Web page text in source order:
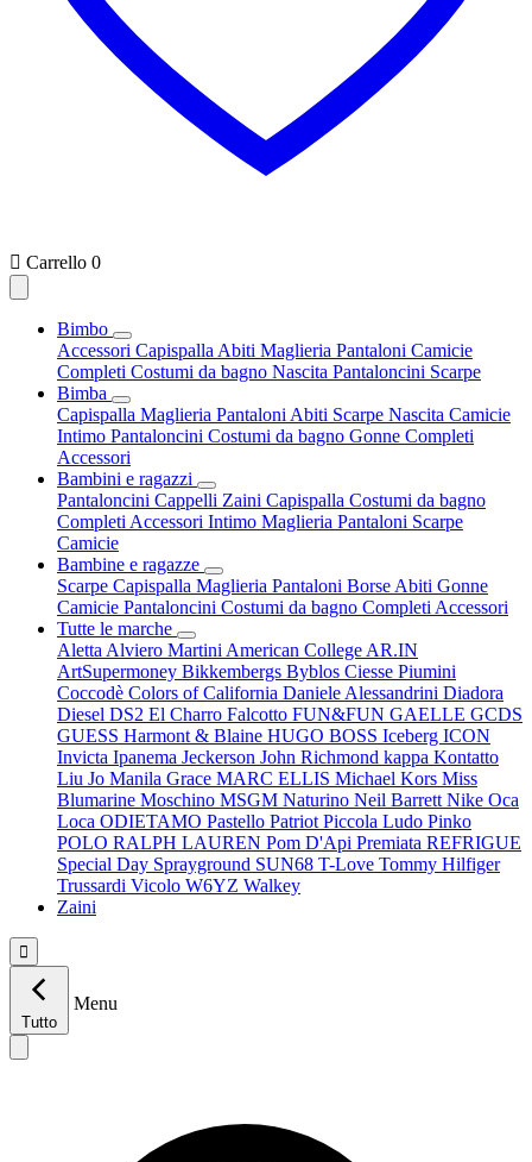
 Carrello 0
Bimbo
Accessori Capispalla Abiti Maglieria Pantaloni Camicie
Completi Costumi da bagno Nascita Pantaloncini Scarpe
Bimba
Capispalla Maglieria Pantaloni Abiti Scarpe Nascita Camicie
Intimo Pantaloncini Costumi da bagno Gonne Completi
Accessori
Bambini e ragazzi
Pantaloncini Cappelli Zaini Capispalla Costumi da bagno
Completi Accessori Intimo Maglieria Pantaloni Scarpe
Camicie
Bambine e ragazze
Scarpe Capispalla Maglieria Pantaloni Borse Abiti Gonne
Camicie Pantaloncini Costumi da bagno Completi Accessori
Tutte le marche
Aletta Alviero Martini American College AR.IN
ArtSupermoney Bikkembergs Byblos Ciesse Piumini
Coccodè Colors of California Daniele Alessandrini Diadora
Diesel DS2 El Charro Falcotto FUN&FUN GAELLE GCDS
GUESS Harmont & Blaine HUGO BOSS Iceberg ICON
Invicta Ipanema Jeckerson John Richmond kappa Kontatto
Liu Jo Manila Grace MARC ELLIS Michael Kors Miss
Blumarine Moschino MSGM Naturino Neil Barrett Nike Oca
Loca ODIETAMO Pastello Patriot Piccola Ludo Pinko
POLO RALPH LAUREN Pom D'Api Premiata REFRIGUE
Special Day Sprayground SUN68 T-Love Tommy Hilfiger
Trussardi Vicolo W6YZ Walkey
Zaini

Tutto
Menu